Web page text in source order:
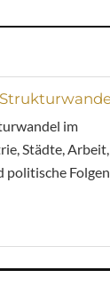
im
Städte, Arbeit,
politische Folgen.